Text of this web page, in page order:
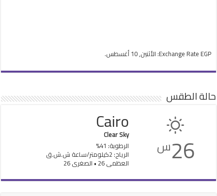
Exchange Rate EGP : الأثنين, 10 أغسطس.
حالة الطقس
26س
Cairo
Clear Sky
الرطوبة: 41%
الرياح: 2كيلومتر/ساعة ش.ش.ق‎
العظمى 26 • الصغرى 26